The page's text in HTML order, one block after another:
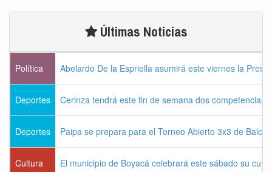
Últimas Noticias
Política Abelardo De la Espriella asumirá este viernes la
Deportes Cerinza tendrá este fin de semana dos competencias
Deportes Paipa se prepara para el Torneo Abierto 3x3 de
Cultura El municipio de Boyacá celebrará este sábado su